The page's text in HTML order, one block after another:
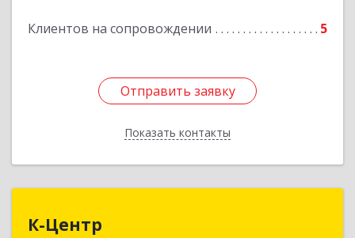
Клиентов на сопровождении 5
Отправить заявку
Показать контакты
Отправить заявку
Назад
К-Центр